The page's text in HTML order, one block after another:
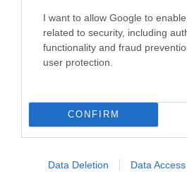
I want to allow Google to
related to security, including
functionality and fraud
user protection.
CONFIRM
Data Deletion Data Access
ÚJ
KÓRHÁZBAN: